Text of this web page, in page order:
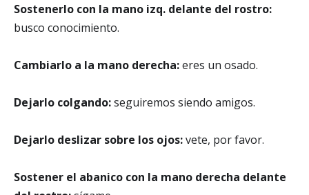
Sostenerlo con la mano izq. delante del rostro:
busco conocimiento.
Cambiarlo a la mano derecha:eres un osado.
Dejarlo colgando:seguiremos siendo amigos.
Dejarlo deslizar sobre los ojos:vete, por favor.
Sostener el abanico con la mano derecha delante